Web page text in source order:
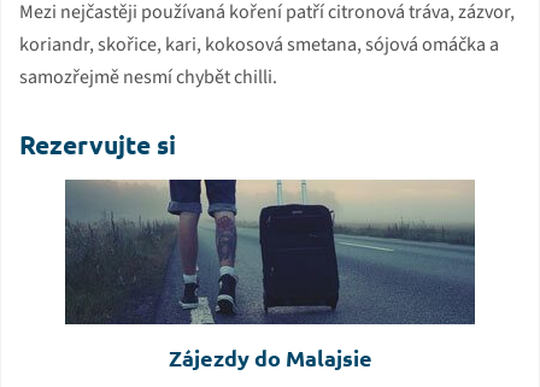
Mezi nejčastěji používaná koření patří citronová tráva, zázvor,
koriandr, skořice, kari, kokosová smetana, sójová omáčka a
samozřejmě nesmí chybět chilli.
Rezervujte si
Zájezdy do Malajsie